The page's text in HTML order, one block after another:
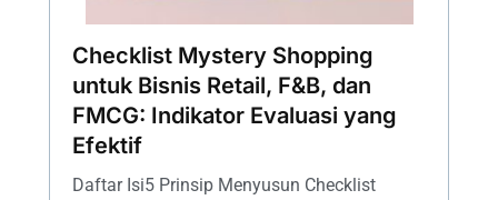
Checklist Mystery Shopping
untuk Bisnis Retail, F&B, dan
FMCG: Indikator Evaluasi yang
Efektif
Daftar Isi5 Prinsip Menyusun Checklist